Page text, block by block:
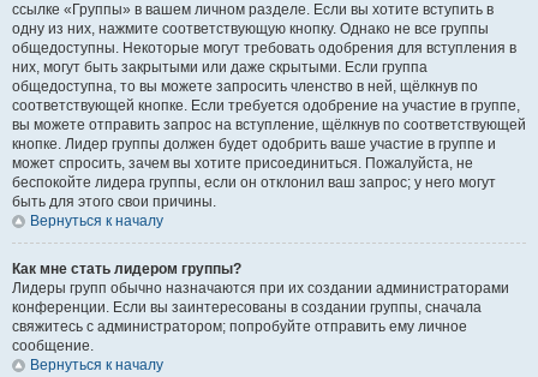
ссылке «Группы» в вашем личном разделе. Если вы хотите вступить в
одну из них, нажмите соответствующую кнопку. Однако не все группы
общедоступны. Некоторые могут требовать одобрения для вступления в
них, могут быть закрытыми или даже скрытыми. Если группа
общедоступна, то вы можете запросить членство в ней, щёлкнув по
соответствующей кнопке. Если требуется одобрение на участие в группе,
вы можете отправить запрос на вступление, щёлкнув по соответствующей
кнопке. Лидер группы должен будет одобрить ваше участие в группе и
может спросить, зачем вы хотите присоединиться. Пожалуйста, не
беспокойте лидера группы, если он отклонил ваш запрос; у него могут
быть для этого свои причины.
Вернуться к началу
Как мне стать лидером группы?
Лидеры групп обычно назначаются при их создании администраторами
конференции. Если вы заинтересованы в создании группы, сначала
свяжитесь с администратором; попробуйте отправить ему личное
сообщение.
Вернуться к началу